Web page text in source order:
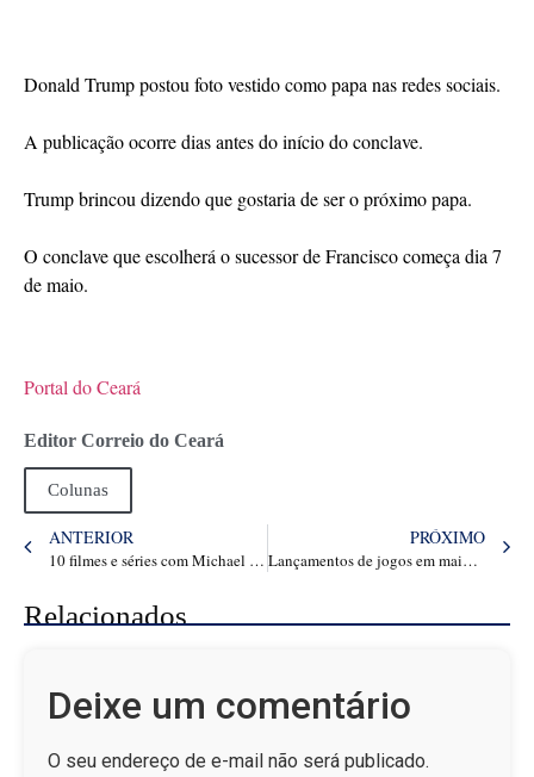
Donald Trump postou foto vestido como papa nas redes sociais.
A publicação ocorre dias antes do início do conclave.
Trump brincou dizendo que gostaria de ser o próximo papa.
O conclave que escolherá o sucessor de Francisco começa dia 7
de maio.
Portal do Ceará
Editor Correio do Ceará
Colunas
ANTERIOR
10 filmes e séries com Michael B. Jordan, estrela de Pecadores
PRÓXIMO
Lançamentos de jogos em maio de 2025! Confira os principais games do mês
Relacionados
Deixe um comentário
O seu endereço de e-mail não será publicado.